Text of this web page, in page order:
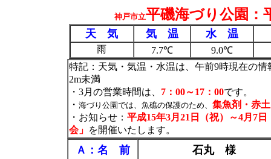
神戸市立平磯海づり公園：
天 気 気 温 水 温
雨 7.7℃
9.0℃
特記：天気・気温・水温は、午前9時現在
2m未満
・3月の営業時間は、 7：00～17：00です。
・ 海づり公園では、魚礁の保護のため、 集魚剤・赤
・お知らせ： 平成15年3月21日（祝）～4月7日
会」 を開催いたします。
Ａ：名 前
石丸 様